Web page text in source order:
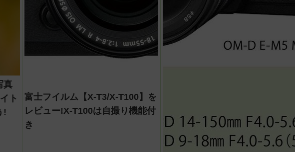
真
ト
!
富士フイルム【X‐T3/X-T100】を
レビュー!X-T100は自撮り機能付
き